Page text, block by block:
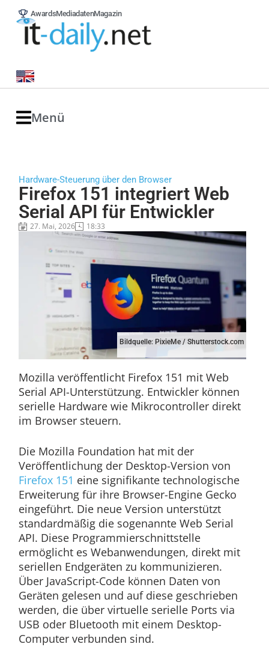
AwardsMediadatenMagazin
Menü
Hardware-Steuerung über den Browser
Firefox 151 integriert Web
Serial API für Entwickler
27. Mai, 2026 18:33
Bildquelle: PixieMe / Shutterstock.com
Mozilla veröffentlicht Firefox 151 mit Web
Serial API-Unterstützung. Entwickler können
serielle Hardware wie Mikrocontroller direkt
im Browser steuern.
Die Mozilla Foundation hat mit der
Veröffentlichung der Desktop-Version von
Firefox 151 eine signifikante technologische
Erweiterung für ihre Browser-Engine Gecko
eingeführt. Die neue Version unterstützt
standardmäßig die sogenannte Web Serial
API. Diese Programmierschnittstelle
ermöglicht es Webanwendungen, direkt mit
seriellen Endgeräten zu kommunizieren.
Über JavaScript-Code können Daten von
Geräten gelesen und auf diese geschrieben
werden, die über virtuelle serielle Ports via
USB oder Bluetooth mit einem Desktop-
Computer verbunden sind.